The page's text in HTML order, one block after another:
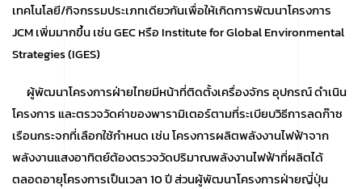
เทคโนโลยี/กิจกรรมประเภทเดียวกันเพื่อให้เกิดการพัฒนาโครงการ
JCM เพิ่มมากขึ้น เช่น GEC หรือ Institute for Global Environmental
Strategies (IGES)
ผู้พัฒนาโครงการฝ่ายไทยมีหน้าที่ติดตั้งเครื่องจักร อุปกรณ์ ดำเนิน
โครงการ และตรวจวัดค่าของพารามิเตอร์ตามที่ระเบียบวิธีการลดก๊าซ
เรือนกระจกที่เลือกใช้กำหนด เช่น โครงการผลิตพลังงานไฟฟ้าจาก
พลังงานแสงอาทิตย์ต้องตรวจวัดปริมาณพลังงานไฟฟ้าที่ผลิตได้
ตลอดอายุโครงการเป็นเวลา 10 ปี ส่วนผู้พัฒนาโครงการฝ่ายญี่ปุ่น